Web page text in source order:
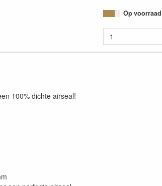
Op voorraad
100% dichte airseal!